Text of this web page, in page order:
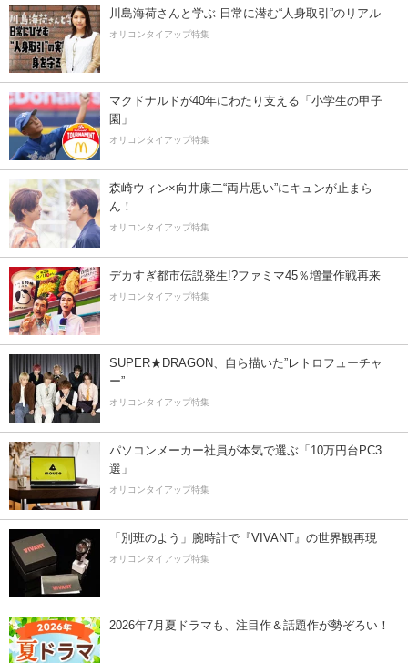
川島海荷さんと学ぶ 日常に潜む“人身取引”のリアル
オリコンタイアップ特集
マクドナルドが40年にわたり支える「小学生の甲子
園」
オリコンタイアップ特集
森崎ウィン×向井康二“両片思い”にキュンが止まら
ん！
オリコンタイアップ特集
デカすぎ都市伝説発生!?ファミマ45％増量作戦再来
オリコンタイアップ特集
SUPER★DRAGON、自ら描いた”レトロフューチャ
ー”
オリコンタイアップ特集
パソコンメーカー社員が本気で選ぶ「10万円台PC3
選」
オリコンタイアップ特集
「別班のよう」腕時計で『VIVANT』の世界観再現
オリコンタイアップ特集
2026年7月夏ドラマも、注目作＆話題作が勢ぞろい！